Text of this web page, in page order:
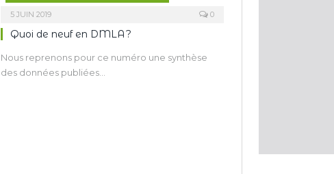
5 JUIN 2019 0
Quoi de neuf en DMLA ?
Nous reprenons pour ce numéro une synthèse
des données publiées…